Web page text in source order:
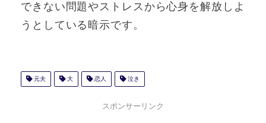
できない問題やストレスから心身を解放しよ
うとしている暗示です。
元夫 大 恋人 泣き
スポンサーリンク